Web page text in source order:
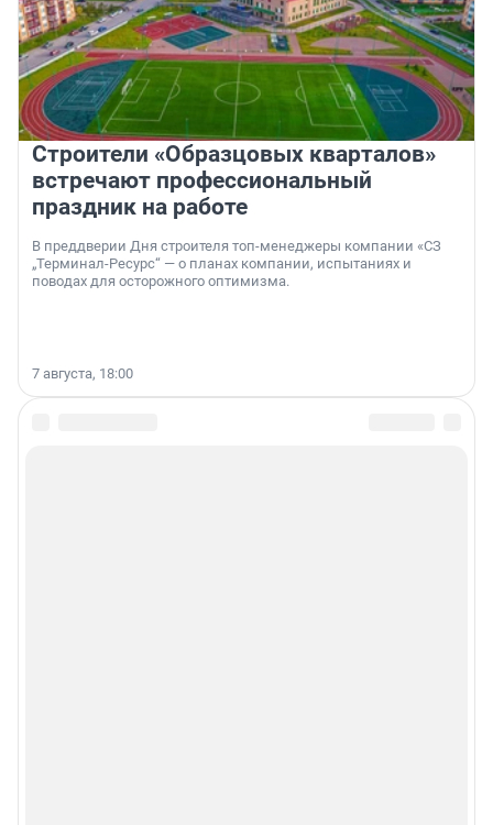
Строители «Образцовых кварталов»
встречают профессиональный
праздник на работе
В преддверии Дня строителя топ-менеджеры компании «СЗ
„Терминал-Ресурс“ — о планах компании, испытаниях и
поводах для осторожного оптимизма.
7 августа, 18:00